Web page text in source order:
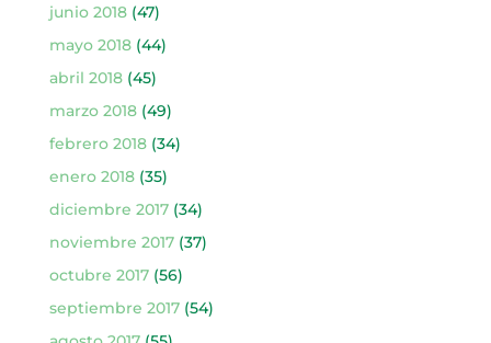
junio 2018(47)
mayo 2018(44)
abril 2018(45)
marzo 2018(49)
febrero 2018(34)
enero 2018(35)
diciembre 2017(34)
noviembre 2017(37)
octubre 2017(56)
septiembre 2017(54)